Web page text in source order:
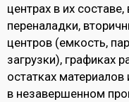
центрах в их
переналадки,
центров (емкость,
загрузки), графиках
остатках
в незавершенном